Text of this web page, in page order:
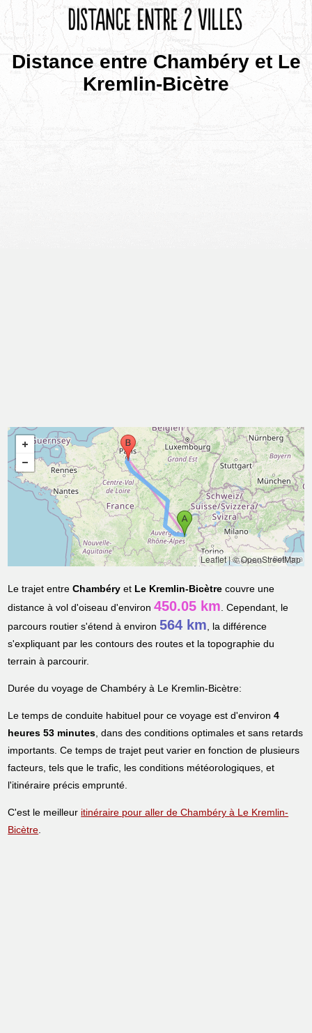
Distance entre Chambéry et Le
Kremlin-Bicètre
Leaflet|© OpenStreetMap
Le trajet entreChambéry et Le Kremlin-Bicètre couvre une
distance à vol d'oiseau d'environ450.05 km. Cependant, le
parcours routier s'étend à environ564 km, la différence
s'expliquant par les contours des routes et la topographie du
terrain à parcourir.
Durée du voyage de Chambéry à Le Kremlin-Bicètre:
Le temps de conduite habituel pour ce voyage est d'environ4
heures 53 minutes, dans des conditions optimales et sans retards
importants. Ce temps de trajet peut varier en fonction de plusieurs
facteurs, tels que le trafic, les conditions météorologiques, et
l'itinéraire précis emprunté.
C'est le meilleur itinéraire pour aller de Chambéry à Le Kremlin-
Bicètre.